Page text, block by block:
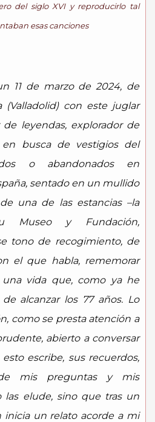
del siglo XVI y reproducirlo tal
esas canciones
11 de marzo de 2024, de
(Valladolid) con este juglar
de leyendas, explorador de
busca de vestigios del
o abandonados en
sentado en un mullido
una de las estancias –la
Museo y Fundación,
tono de recogimiento, de
el que habla, rememorar
una vida que, como ya he
alcanzar los 77 años. Lo
como se presta atención a
abierto a conversar
escribe, sus recuerdos,
mis preguntas y mis
las elude, sino que tras un
inicia un relato acorde a mi